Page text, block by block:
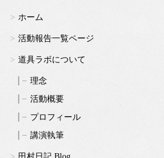
ホーム
活動報告一覧ページ
道具ラボについて
理念
活動概要
プロフィール
講演執筆